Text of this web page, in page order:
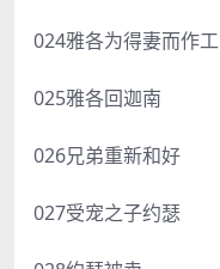
024雅各为得妻而作工
025雅各回迦南
026兄弟重新和好
027受宠之子约瑟